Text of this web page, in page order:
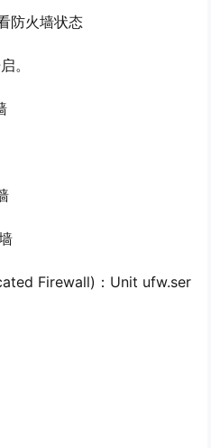
防火墙状态
。
Firewall)：Unit ufw.ser